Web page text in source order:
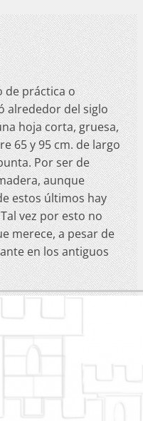
de práctica o
alrededor del siglo
hoja corta, gruesa,
65 y 95 cm. de largo
Por ser de
aunque
estos últimos hay
vez por esto no
merece, a pesar de
en los antiguos